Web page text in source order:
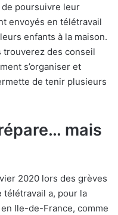
poursuivre leur
envoyés en télétravail
enfants à la maison.
trouverez des conseil
s’organiser et
de tenir plusieurs
mais
2020 lors des grèves
a, pour la
Ile-de-France, comme